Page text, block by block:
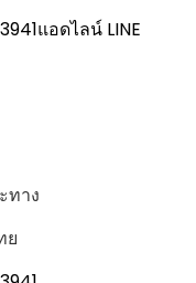
แอดไลน์ LINE
ทาง
ย